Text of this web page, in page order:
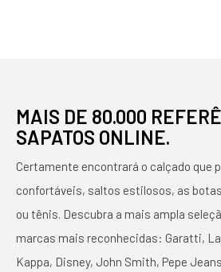
MAIS DE 80.000
SAPATOS ONLINE.
Certamente encontrará o calçado que
confortáveis, saltos estilosos, as
ou tênis. Descubra a mais ampla
marcas mais reconhecidas: Garatti,
Kappa, Disney, John Smith, Pepe